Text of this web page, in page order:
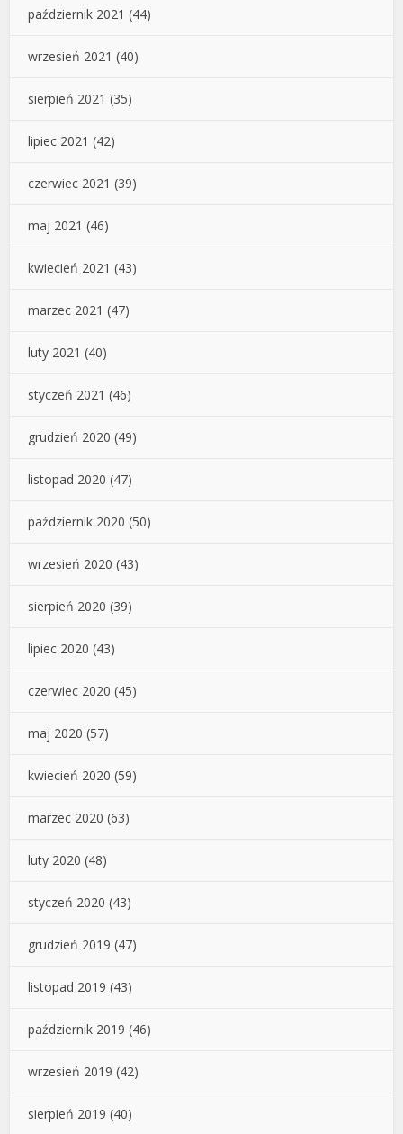
październik 2021 (44)
wrzesień 2021 (40)
sierpień 2021 (35)
lipiec 2021 (42)
czerwiec 2021 (39)
maj 2021 (46)
kwiecień 2021 (43)
marzec 2021 (47)
luty 2021 (40)
styczeń 2021 (46)
grudzień 2020 (49)
listopad 2020 (47)
październik 2020 (50)
wrzesień 2020 (43)
sierpień 2020 (39)
lipiec 2020 (43)
czerwiec 2020 (45)
maj 2020 (57)
kwiecień 2020 (59)
marzec 2020 (63)
luty 2020 (48)
styczeń 2020 (43)
grudzień 2019 (47)
listopad 2019 (43)
październik 2019 (46)
wrzesień 2019 (42)
sierpień 2019 (40)